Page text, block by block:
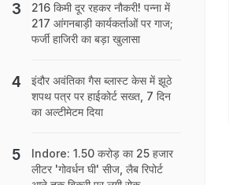
216 किमी दूर रहकर नौकरी! पन्ना में
217 आंगनबाड़ी कार्यकर्ताओं पर गाज;
फर्जी हाजिरी का बड़ा खुलासा
इंदौर अवंतिका गैस ब्लास्ट केस में झूठे
शपथ पत्र पर हाईकोर्ट सख्त, 7 दिन
का अल्टीमेटम दिया
Indore: 1.50 करोड़ का 25 हजार
लीटर 'गोवर्धन घी' सीज, लैब रिपोर्ट